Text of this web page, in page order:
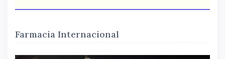
Farmacia Internacional